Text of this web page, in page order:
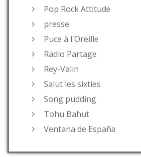
Pop Rock Attitude
presse
Puce à l'Oreille
Radio Partage
Rey-Valin
Salut les sixties
Song pudding
Tohu Bahut
Ventana de España